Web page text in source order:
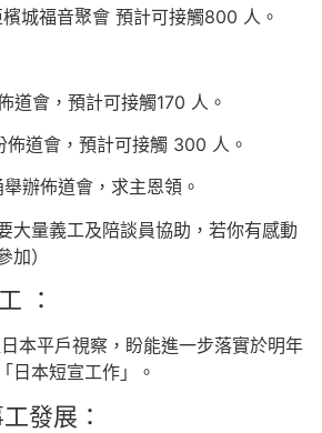
城福音聚會 預計可接觸800 人。
道會，預計可接觸170 人。
佈道會，預計可接觸 300 人。
辦佈道會，求主恩領。
大量義工及陪談員協助，若你有感動
加）
：
本平戶視察，盼能進一步落實於明年
日本短宣工作」。
發展：